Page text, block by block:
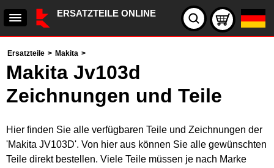
ERSATZTEILE ONLINE
Ersatzteile > Makita >
Makita Jv103d
Zeichnungen und Teile
Hier finden Sie alle verfügbaren Teile und Zeichnungen der
'Makita JV103D'. Von hier aus können Sie alle gewünschten
Teile direkt bestellen. Viele Teile müssen je nach Marke